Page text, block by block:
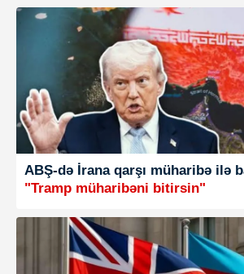
ABŞ-də İrana qarşı müharibə ilə
"Tramp müharibəni bitirsin"